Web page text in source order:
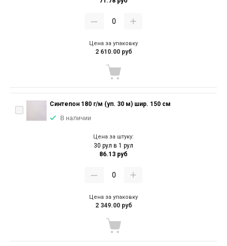
Цена за упаковку
2 610.00 руб
Синтепон 180 г/м (уп. 30 м) шир. 150 см
В наличии
Цена за штуку:
30 рул в 1 рул
86.13 руб
Цена за упаковку
2 349.00 руб